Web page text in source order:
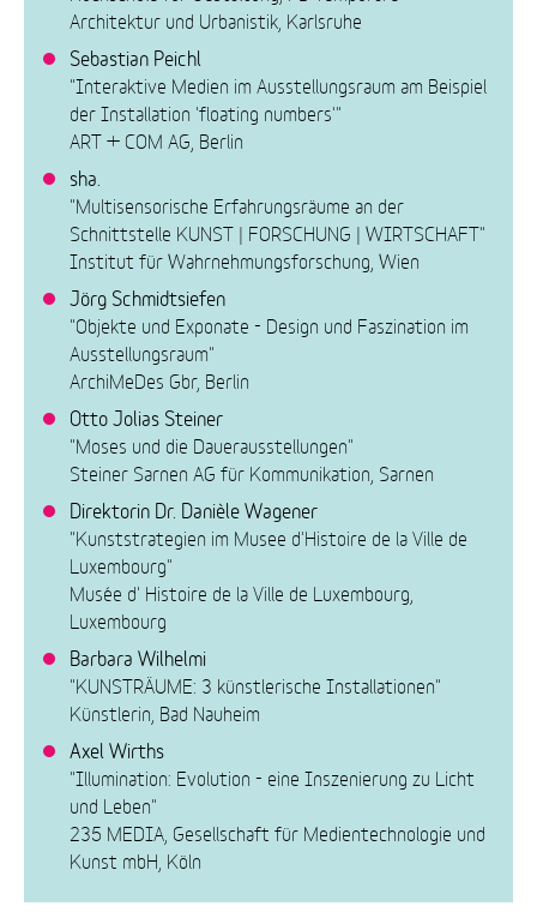
Architektur und Urbanistik, Karlsruhe
Sebastian Peichl
"Interaktive Medien im Ausstellungsraum am Beispiel
der Installation 'floating numbers'"
ART + COM AG, Berlin
sha.
"Multisensorische Erfahrungsräume an der
Schnittstelle KUNST | FORSCHUNG | WIRTSCHAFT"
Institut für Wahrnehmungsforschung, Wien
Jörg Schmidtsiefen
"Objekte und Exponate - Design und Faszination im
Ausstellungsraum"
ArchiMeDes Gbr, Berlin
Otto Jolias Steiner
"Moses und die Dauerausstellungen"
Steiner Sarnen AG für Kommunikation, Sarnen
Direktorin Dr. Danièle Wagener
"Kunststrategien im Musee d'Histoire de la Ville de
Luxembourg"
Musée d' Histoire de la Ville de Luxembourg,
Luxembourg
Barbara Wilhelmi
"KUNSTRÄUME: 3 künstlerische Installationen"
Künstlerin, Bad Nauheim
Axel Wirths
"Illumination: Evolution - eine Inszenierung zu Licht
und Leben"
235 MEDIA, Gesellschaft für Medientechnologie und
Kunst mbH, Köln